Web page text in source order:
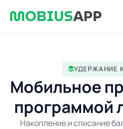
УДЕРЖАНИЕ
Мобильное
программой
Накопление и списание